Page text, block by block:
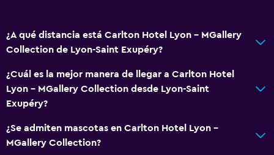
¿A qué distancia está Carlton Hotel Lyon - MGallery
Collection de Lyon-Saint Exupéry?
¿Cuál es la mejor manera de llegar a Carlton Hotel
Lyon - MGallery Collection desde Lyon-Saint
Exupéry?
¿Se admiten mascotas en Carlton Hotel Lyon -
MGallery Collection?